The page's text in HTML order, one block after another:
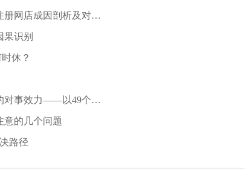
册网店成因剖析及对策
果识别
休？
对事效力——以49个合
意的几个问题
路径